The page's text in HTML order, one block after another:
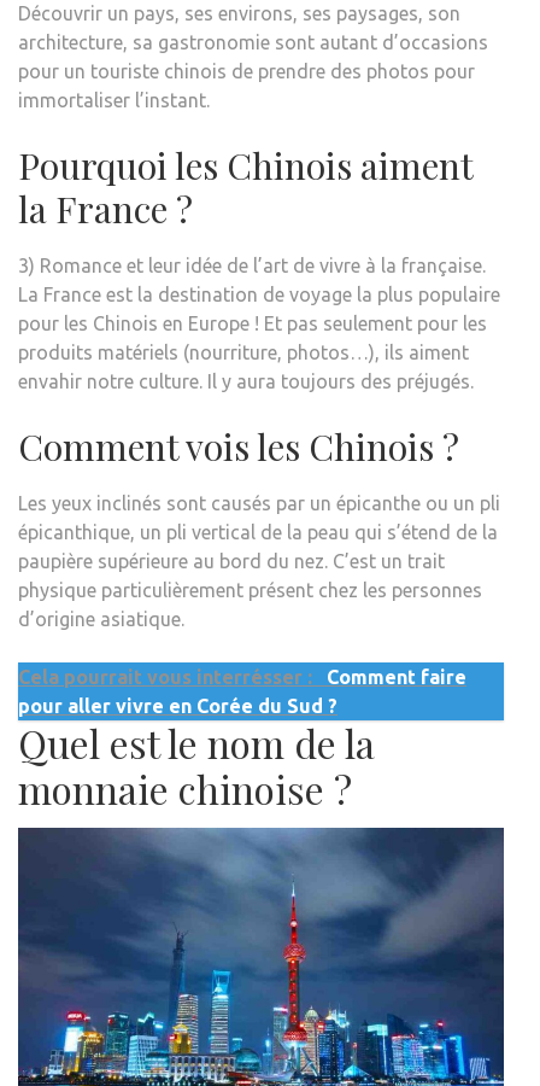
Découvrir un pays, ses environs, ses paysages, son
architecture, sa gastronomie sont autant d’occasions
pour un touriste chinois de prendre des photos pour
immortaliser l’instant.
Pourquoi les Chinois aiment
la France ?
3) Romance et leur idée de l’art de vivre à la française.
La France est la destination de voyage la plus populaire
pour les Chinois en Europe ! Et pas seulement pour les
produits matériels (nourriture, photos…), ils aiment
envahir notre culture. Il y aura toujours des préjugés.
Comment vois les Chinois ?
Les yeux inclinés sont causés par un épicanthe ou un pli
épicanthique, un pli vertical de la peau qui s’étend de la
paupière supérieure au bord du nez. C’est un trait
physique particulièrement présent chez les personnes
d’origine asiatique.
Cela pourrait vous interrésser :
Comment faire
pour aller vivre en Corée du Sud ?
Quel est le nom de la
monnaie chinoise ?